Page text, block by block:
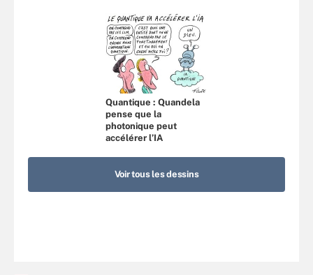
Quantique : Quandela
pense que la
photonique peut
accélérer l’IA
Voir tous les dessins